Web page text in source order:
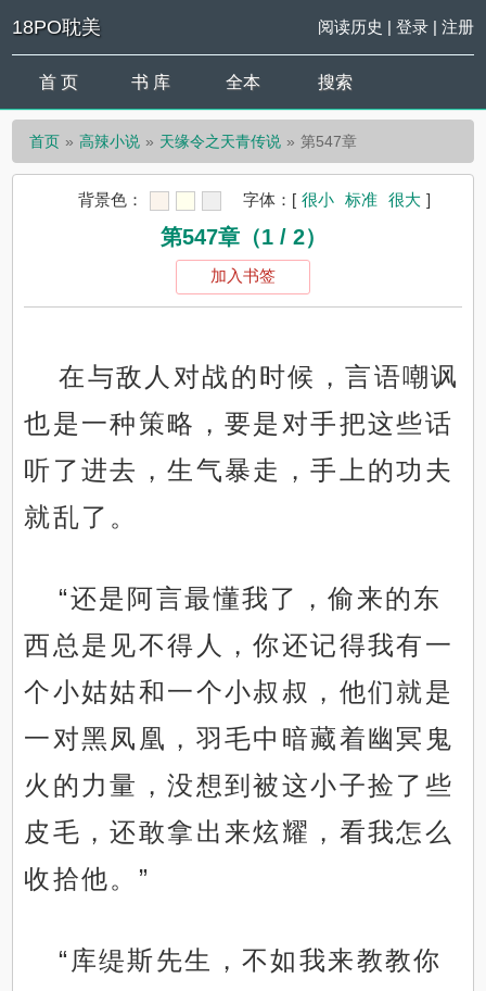
18PO耽美 阅读历史 | 登录| 注册
首 页 书 库 全本 搜索
首页 高辣小说 天缘令之天青传说 第547章
背景色： 字体： [ 很小 标准 很大 ]
第547章（1 / 2）
加入书签
在与敌人对战的时候，言语嘲讽
也是一种策略，要是对手把这些话
听了进去，生气暴走，手上的功夫
就乱了。
“还是阿言最懂我了，偷来的东
西总是见不得人，你还记得我有一
个小姑姑和一个小叔叔，他们就是
一对黑凤凰，羽毛中暗藏着幽冥鬼
火的力量，没想到被这小子捡了些
皮毛，还敢拿出来炫耀，看我怎么
收拾他。”
“库缇斯先生，不如我来教教你